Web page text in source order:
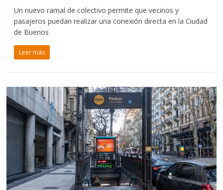
Un nuevo ramal de colectivo permite que vecinos y
pasajeros puedan realizar una conexión directa en la Ciudad
de Buenos
Leer más